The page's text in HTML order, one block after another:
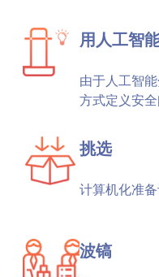
用人工智
由于人工智
方式定义安
挑选
计算机化准
波镐